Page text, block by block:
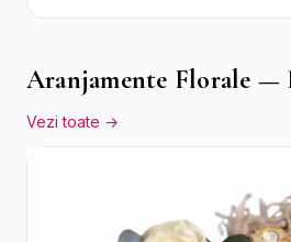
Bomboane Raffaello
Aranjamente Florale —
Vezi toate →